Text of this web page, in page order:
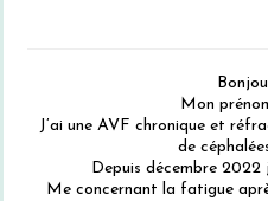
Mon
J’ai une AVF chronique et
de
Depuis décembre
Me concernant la fatigue